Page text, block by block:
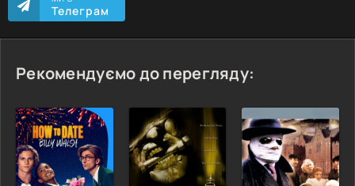
Телеграм
Рекомендуємо до перегляду: